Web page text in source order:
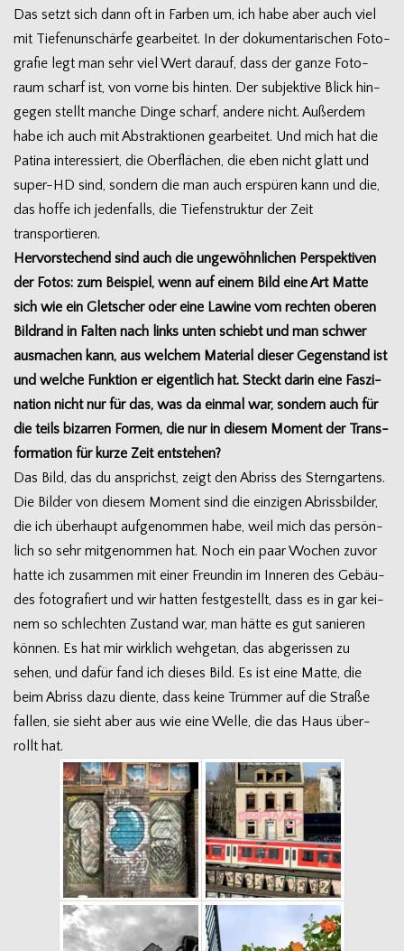
Das setzt sich dann oft in Far­ben um, ich habe aber auch viel
mit Tie­fen­un­schärfe gear­bei­tet. In der doku­men­ta­ri­schen Foto­
gra­fie legt man sehr viel Wert dar­auf, dass der ganze Foto­
raum scharf ist, von vorne bis hin­ten. Der sub­jek­tive Blick hin­
ge­gen stellt man­che Dinge scharf, andere nicht. Außer­dem
habe ich auch mit Abs­trak­tio­nen gear­bei­tet. Und mich hat die
Patina inter­es­siert, die Ober­flä­chen, die eben nicht glatt und
super-HD sind, son­dern die man auch erspü­ren kann und die,
das hoffe ich jeden­falls, die Tie­fen­struk­tur der Zeit
transportieren.
Her­vor­ste­chend sind auch die unge­wöhn­li­chen Per­spek­ti­ven
der Fotos: zum Bei­spiel, wenn auf einem Bild eine Art Matte
sich wie ein Glet­scher oder eine Lawine vom rech­ten obe­ren
Bild­rand in Fal­ten nach links unten schiebt und man schwer
aus­ma­chen kann, aus wel­chem Mate­rial die­ser Gegen­stand ist
und wel­che Funk­tion er eigent­lich hat. Steckt darin eine Fas­zi­
na­tion nicht nur für das, was da ein­mal war, son­dern auch für
die teils bizar­ren For­men, die nur in die­sem Moment der Trans­
for­ma­tion für kurze Zeit entstehen?
Das Bild, das du ansprichst, zeigt den Abriss des Stern­gar­tens.
Die Bil­der von die­sem Moment sind die ein­zi­gen Abriss­bil­der,
die ich über­haupt auf­ge­nom­men habe, weil mich das per­sön­
lich so sehr mit­ge­nom­men hat. Noch ein paar Wochen zuvor
hatte ich zusam­men mit einer Freun­din im Inne­ren des Gebäu­
des foto­gra­fiert und wir hat­ten fest­ge­stellt, dass es in gar kei­
nem so schlech­ten Zustand war, man hätte es gut sanie­ren
kön­nen. Es hat mir wirk­lich weh­ge­tan, das abge­ris­sen zu
sehen, und dafür fand ich die­ses Bild. Es ist eine Matte, die
beim Abriss dazu diente, dass keine Trüm­mer auf die Straße
fal­len, sie sieht aber aus wie eine Welle, die das Haus über­
rollt hat.